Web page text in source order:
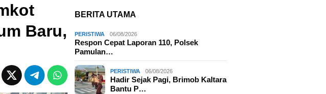
Baru,
BERITA UTAMA
PERISTIWA 06/08/2026
Respon Cepat Laporan 110, Polsek
Pamulan…
PERISTIWA 06/08/2026
Hadir Sejak Pagi, Brimob Kaltara
Bantu P…